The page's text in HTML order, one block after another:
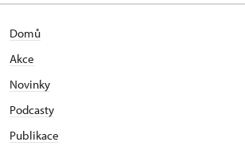
Domů
Akce
Novinky
Podcasty
Publikace